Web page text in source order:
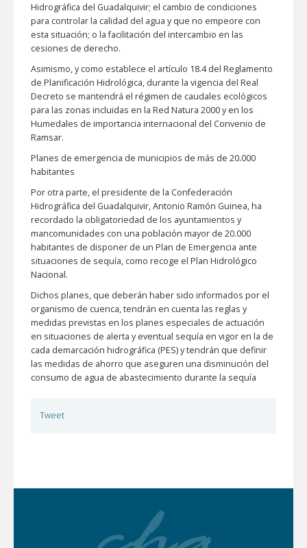
Hidrográfica del Guadalquivir; el cambio de condiciones
para controlar la calidad del agua y que no empeore con
esta situación; o la facilitación del intercambio en las
cesiones de derecho.
Asimismo, y como establece el artículo 18.4 del Reglamento
de Planificación Hidrológica, durante la vigencia del Real
Decreto se mantendrá el régimen de caudales ecológicos
para las zonas incluidas en la Red Natura 2000 y en los
Humedales de importancia internacional del Convenio de
Ramsar.
Planes de emergencia de municipios de más de 20.000
habitantes
Por otra parte, el presidente de la Confederación
Hidrográfica del Guadalquivir, Antonio Ramón Guinea, ha
recordado la obligatoriedad de los ayuntamientos y
mancomunidades con una población mayor de 20.000
habitantes de disponer de un Plan de Emergencia ante
situaciones de sequía, como recoge el Plan Hidrológico
Nacional.
Dichos planes, que deberán haber sido informados por el
organismo de cuenca, tendrán en cuenta las reglas y
medidas previstas en los planes especiales de actuación
en situaciones de alerta y eventual sequía en vigor en la de
cada demarcación hidrográfica (PES) y tendrán que definir
las medidas de ahorro que aseguren una disminución del
consumo de agua de abastecimiento durante la sequía
Tweet